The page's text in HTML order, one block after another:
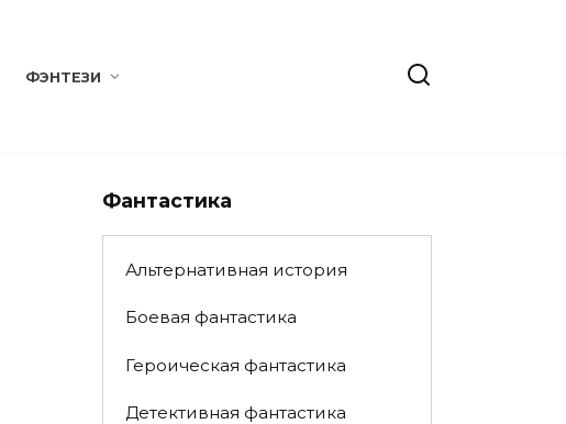
ФЭНТЕЗИ
Фантастика
Альтернативная история
Боевая фантастика
Героическая фантастика
Детективная фантастика